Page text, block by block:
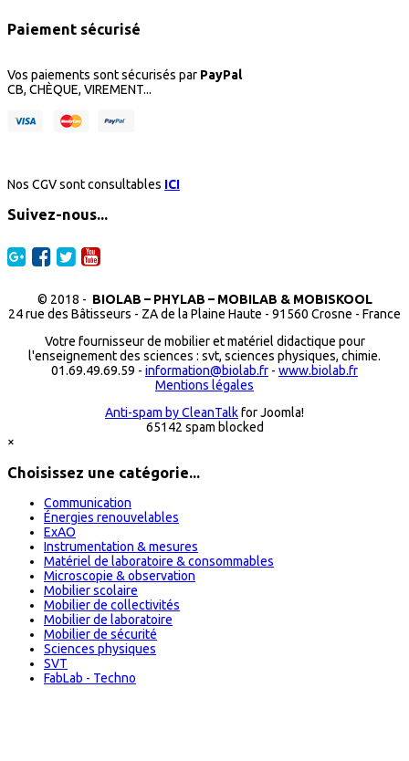
Paiement sécurisé
Vos paiements sont sécurisés par PayPal
CB, CHÈQUE, VIREMENT...
Nos CGV sont consultables ICI
Suivez-nous...
© 2018 - BIOLAB – PHYLAB – MOBILAB & MOBISKOOL
24 rue des Bâtisseurs - ZA de la Plaine Haute - 91560 Crosne - France
Votre fournisseur de mobilier et matériel didactique pour
l'enseignement des sciences : svt, sciences physiques, chimie.
01.69.49.69.59 - information@biolab.fr - www.biolab.fr
Mentions légales
Anti-spam by CleanTalkfor Joomla!
65142 spam blocked
×
Choisissez une catégorie...
Communication
Énergies renouvelables
ExAO
Instrumentation & mesures
Matériel de laboratoire & consommables
Microscopie & observation
Mobilier scolaire
Mobilier de collectivités
Mobilier de laboratoire
Mobilier de sécurité
Sciences physiques
SVT
FabLab - Techno